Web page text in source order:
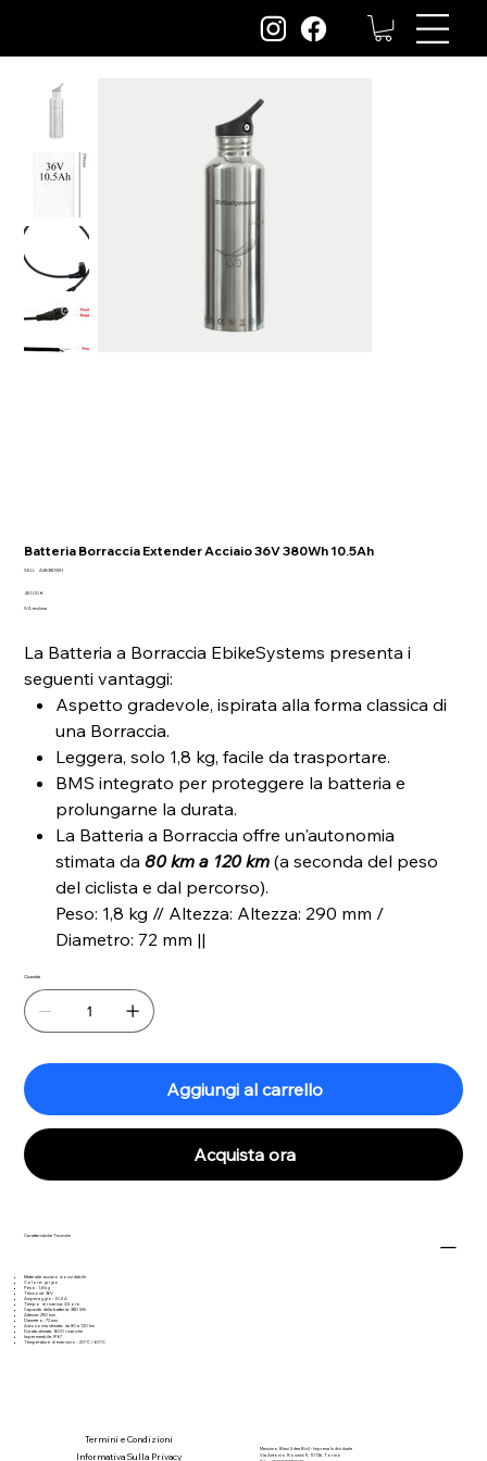
Batteria Borraccia Extender Acciaio 36V 380Wh 10.5Ah
SKU:
SKU
AliB380WH
Prezzo
451,00 €
IVA esclusa
La Batteria a Borraccia EbikeSystems presenta i
seguenti vantaggi:
Aspetto gradevole, ispirata alla forma classica di
una Borraccia.
Leggera, solo 1,8 kg, facile da trasportare.
BMS integrato per proteggere la batteria e
prolungarne la durata.
La Batteria a Borraccia offre un'autonomia
stimata da80 km a 120 km (a seconda del peso
del ciclista e dal percorso).
Peso: 1,8 kg // Altezza: Altezza: 290 mm /
Diametro: 72 mm ||
Quantità
Aggiungi al carrello
Acquista ora
Caratteristiche Tecniche
Materiale: acciaio inossidabile
Colore: grigio
Peso: 1,8 kg
Tensione: 36V
Amperaggio: 10,5 A
Tempo di ricarica: 3,5 ore
Capacità della batteria: 380 Wh
Altezza: 290 mm
Diametro: 72 mm
Autonomia stimata: da 80 a 120 km
Durata stimata: 1600 ricariche
Impermeabile: IP67
Temperature di esercizio: -20°C / 60°C
Termini e Condizioni
Informativa Sulla Privacy
Massimo Blasi (Idea Bici) - Impresa Individuale
Via Antonio Rosmini 9, 10126, Torino